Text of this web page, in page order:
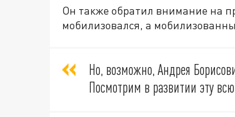
Он также обратил внимание на
мобилизовался, а
Но, возможно, Андрея
Посмотрим в развитии эту